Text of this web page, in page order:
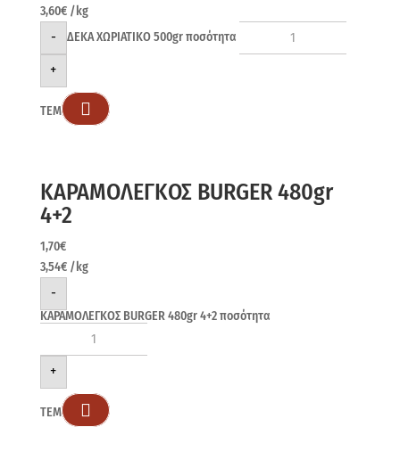
3,60€ /kg
- ΔΕΚΑ ΧΩΡΙΑΤΙΚΟ 500gr ποσότητα
+
ΤΕΜ 
ΚΑΡΑΜΟΛΕΓΚΟΣ BURGER 480gr
4+2
1,70€
3,54€ /kg
-
ΚΑΡΑΜΟΛΕΓΚΟΣ BURGER 480gr 4+2 ποσότητα
+
ΤΕΜ 